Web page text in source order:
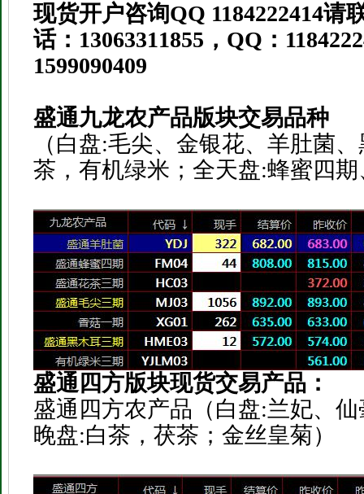
现货开户咨询QQ 1184222414请
话： 13063311855 ， QQ ：
1599090409
盛通九龙农产品版块交易品种
（白盘:毛尖、金银花、羊肚菌
茶，有机绿米；全天盘:蜂蜜四
盛通四方版块现货交易产品：
盛通四方农产品（白盘:兰妃、
晚盘:白茶，茯茶；金丝皇菊）